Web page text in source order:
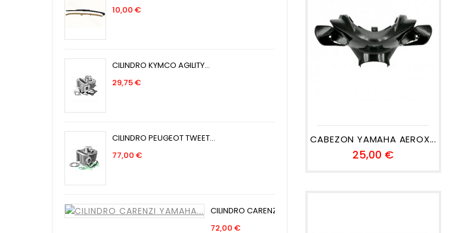
10,00 €Precio
CILINDRO KYMCO AGILITY...
29,75 €Precio
CILINDRO PEUGEOT TWEET...
77,00 €Precio
CILINDRO CARENZI YAMAHA...
72,00 €Precio
CABEZON YAMAHA AEROX...
25,00 €Precio